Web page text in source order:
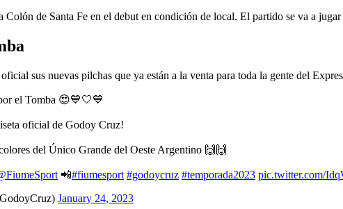
de Santa Fe en el debut en condición de local. El partido se va a
sus nuevas pilchas que ya están a la venta para toda la gente del
el Tomba 😍💙🤍💙
oficial de Godoy Cruz!
del Único Grande del Oeste Argentino 🙌🙌
📲#fiumesport #godoycruz #temporada2023 pic.twitter.com/
January 24, 2023